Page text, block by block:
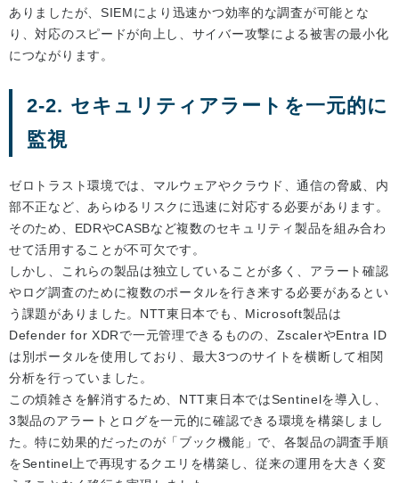
ありましたが、SIEMにより迅速かつ効率的な調査が可能とな
り、対応のスピードが向上し、サイバー攻撃による被害の最小化
につながります。
2-2. セキュリティアラートを一元的に
監視
ゼロトラスト環境では、マルウェアやクラウド、通信の脅威、内
部不正など、あらゆるリスクに迅速に対応する必要があります。
そのため、EDRやCASBなど複数のセキュリティ製品を組み合わ
せて活用することが不可欠です。
しかし、これらの製品は独立していることが多く、アラート確認
やログ調査のために複数のポータルを行き来する必要があるとい
う課題がありました。NTT東日本でも、Microsoft製品は
Defender for XDRで一元管理できるものの、ZscalerやEntra ID
は別ポータルを使用しており、最大3つのサイトを横断して相関
分析を行っていました。
この煩雑さを解消するため、NTT東日本ではSentinelを導入し、
3製品のアラートとログを一元的に確認できる環境を構築しまし
た。特に効果的だったのが「ブック機能」で、各製品の調査手順
をSentinel上で再現するクエリを構築し、従来の運用を大きく変